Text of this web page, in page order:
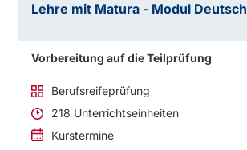
Lehre mit Matura - Modul Deutsch
Vorbereitung auf die Teilprüfung
Berufsreifeprüfung
218 Unterrichtseinheiten
Kurstermine